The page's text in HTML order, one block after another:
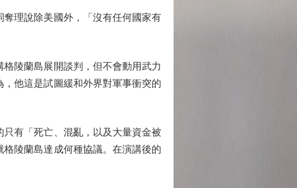
理說除美國外，「沒有任何國家有
陵蘭島展開談判，但不會動用武力
他這是試圖緩和外界對軍事衝突的
有「死亡、混亂，以及大量資金被
陵蘭島達成何種協議。在演講後的